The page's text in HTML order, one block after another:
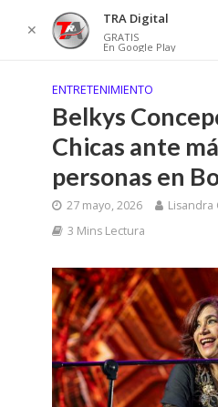
ENTRETENIMIENTO
Belkys
Chicas ante
personas en
27 mayo, 2026
Lisandra
3 Mins Lectura
✕
TRA Digital
GRATIS
En Google Play